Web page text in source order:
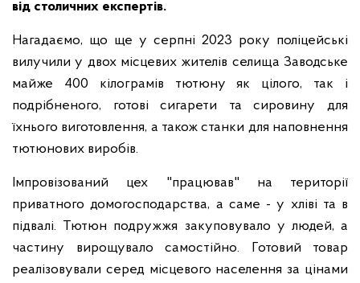
від столичних експертів.
Нагадаємо, що ще у серпні 2023 року поліцейські
вилучили у двох місцевих жителів селища Заводське
майже 400 кілограмів тютюну як цілого, так і
подрібненого, готові сигарети та сировину для
їхнього виготовлення, а також станки для наповнення
тютюнових виробів.
Імпровізований цех "працював" на території
приватного домогосподарства, а саме - у хліві та в
підвалі. Тютюн подружжя закуповувало у людей, а
частину вирощувало самостійно. Готовий товар
реалізовували серед місцевого населення за цінами